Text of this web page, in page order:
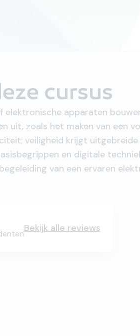
cursus
elektronische apparaten
uit, zoals het maken van een
veiligheid krijgt
en digitale
van een ervaren
Bekijk alle reviews